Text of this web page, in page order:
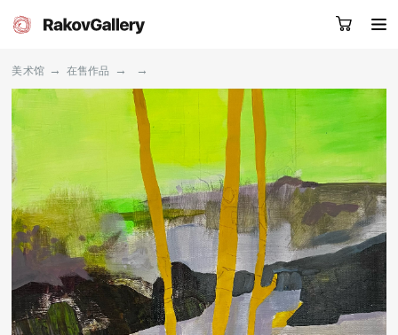
RU
目录 艺术家
关于我们 服务
新闻 联系我们
请留下您的微信号，我们会联系您
美术馆 → 在售作品 → →